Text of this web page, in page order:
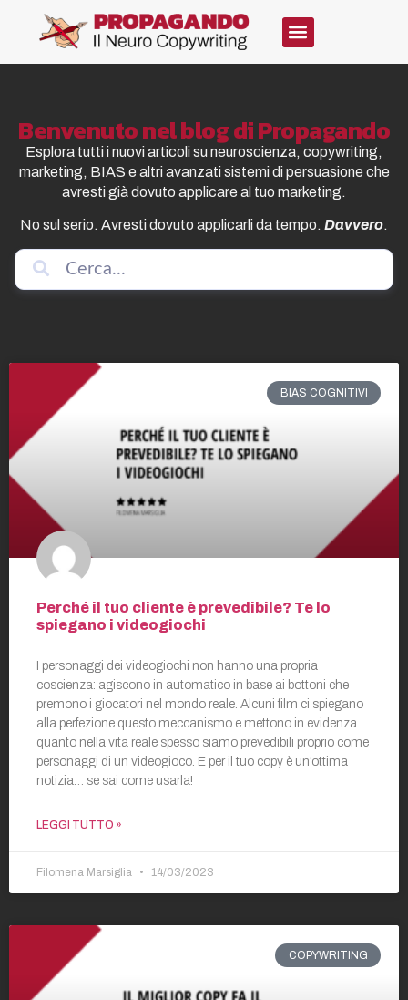
Benvenuto nel blog di Propagando
Esplora tutti i nuovi articoli su neuroscienza, copywriting,
marketing, BIAS e altri avanzati sistemi di persuasione che
avresti già dovuto applicare al tuo marketing.
No sul serio. Avresti dovuto applicarli da tempo. Davvero.
BIAS COGNITIVI
Perché il tuo cliente è prevedibile? Te lo
spiegano i videogiochi
I personaggi dei videogiochi non hanno una propria
coscienza: agiscono in automatico in base ai bottoni che
premono i giocatori nel mondo reale. Alcuni film ci spiegano
alla perfezione questo meccanismo e mettono in evidenza
quanto nella vita reale spesso siamo prevedibili proprio come
personaggi di un videogioco. E per il tuo copy è un’ottima
notizia… se sai come usarla!
LEGGI TUTTO »
Filomena Marsiglia 14/03/2023
COPYWRITING